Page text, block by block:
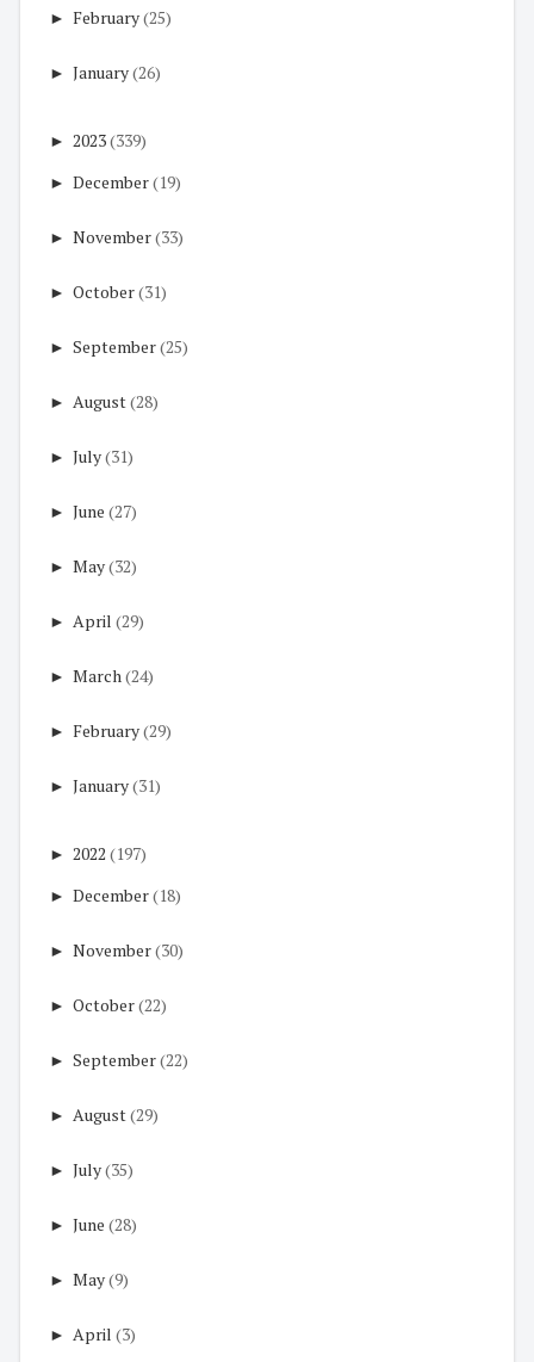
► February(25)
► January(26)
► 2023(339)
► December(19)
► November(33)
► October(31)
► September(25)
► August(28)
► July(31)
► June (27)
► May(32)
► April (29)
► March(24)
► February(29)
► January(31)
► 2022 (197)
► December(18)
► November(30)
► October(22)
► September(22)
► August(29)
► July(35)
► June (28)
► May(9)
► April (3)